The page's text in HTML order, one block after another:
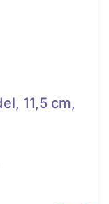
11,5 cm,